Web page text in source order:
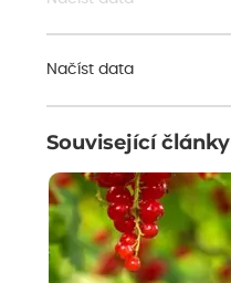
Načíst data
Související články